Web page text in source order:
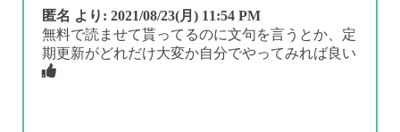
匿名 より: 2021/08/23(月) 11:54 PM
無料で読ませて貰ってるのに文句を言うとか、定
期更新がどれだけ大変か自分でやってみれば良い